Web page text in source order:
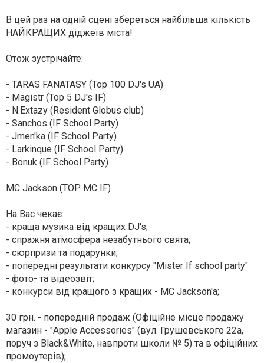
В цей раз на одній сцені збереться найбільша кількість
НАЙКРАЩИХ діджеїв міста!
Отож зустрічайте:
- TARAS FANATASY (Top 100 DJ's UA)
- Magistr (Top 5 DJ's IF)
- N.Extazy (Resident Globus club)
- Sanchos (IF School Party)
- Jmen'ka (IF School Party)
- Larkinque (IF School Party)
- Bonuk (IF School Party)
MC Jackson (TOP MC IF)
На Вас чекає:
- краща музика від кращих DJ's;
- спражня атмосфера незабутнього свята;
- сюрпризи та подарунки;
- попередні результати конкурсу "Mister If school pаrty"
- фото- та відеозвіт;
- конкурси від кращого з кращих - МС Jackson'а;
30 грн. - попередній продаж (Офіційне місце продажу
магазин - "Apple Accessories" (вул. Грушевського 22а,
поруч з Black&White, навпроти школи № 5) та в офіційних
промоутерів);